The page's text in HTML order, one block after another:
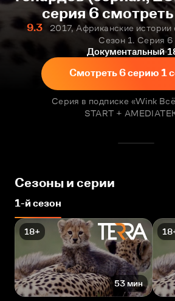
серия 6
9.3
2017, Африканские истории
Сезон 1. Серия 6
Документальный
Смотреть 6 серию 1
Серия в подписке «Wink
START +
Сезоны и серии
1-й сезон
18+
53 мин